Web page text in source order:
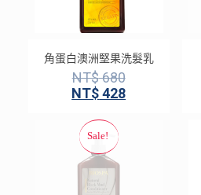
角蛋白澳洲堅果洗髮乳
NT$680
NT$428